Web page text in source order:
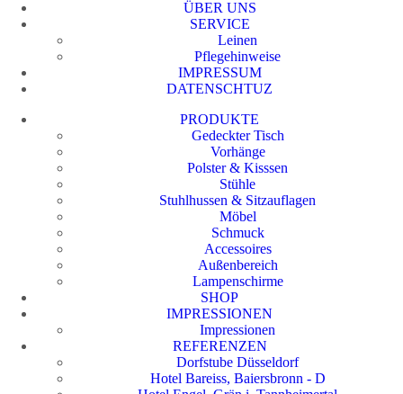
ÜBER UNS
SERVICE
Leinen
Pflegehinweise
IMPRESSUM
DATENSCHTUZ
PRODUKTE
Gedeckter Tisch
Vorhänge
Polster & Kisssen
Stühle
Stuhlhussen & Sitzauflagen
Möbel
Schmuck
Accessoires
Außenbereich
Lampenschirme
SHOP
IMPRESSIONEN
Impressionen
REFERENZEN
Dorfstube Düsseldorf
Hotel Bareiss, Baiersbronn - D